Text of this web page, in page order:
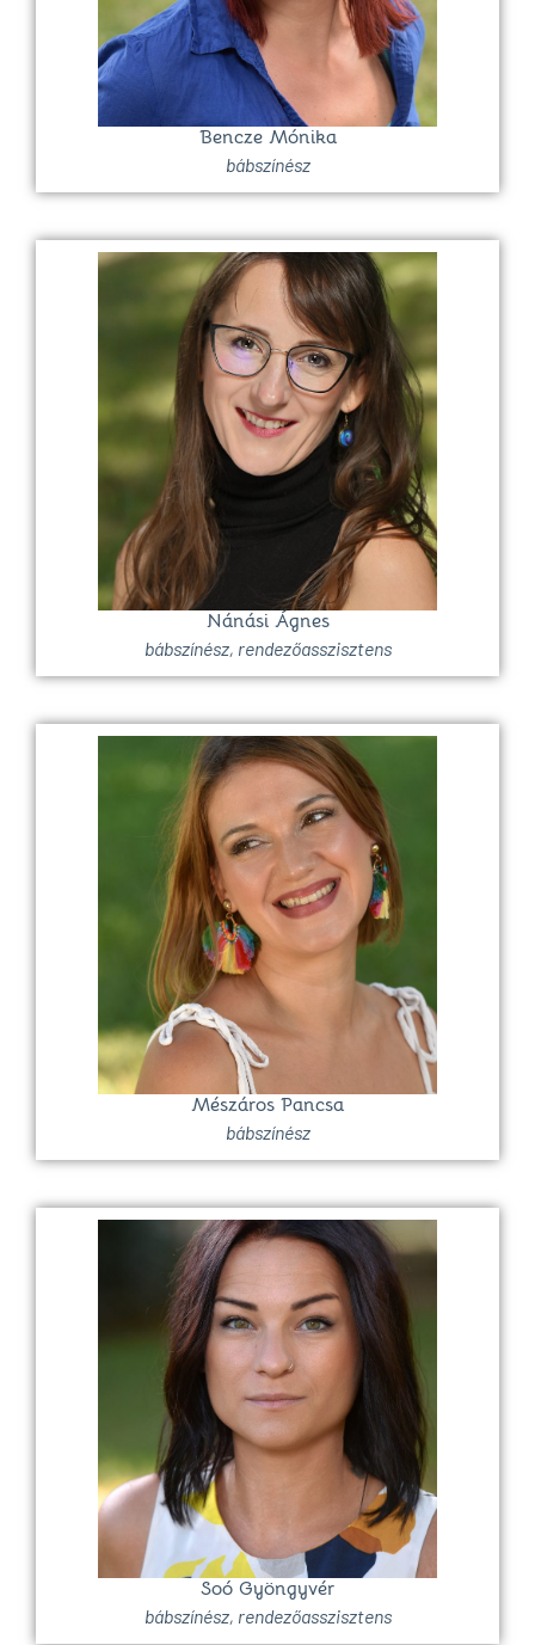
Bencze Mónika
bábszínész
Nánási Ágnes
bábszínész, rendezőasszisztens
Mészáros Pancsa
bábszínész
Soó Gyöngyvér
bábszínész, rendezőasszisztens